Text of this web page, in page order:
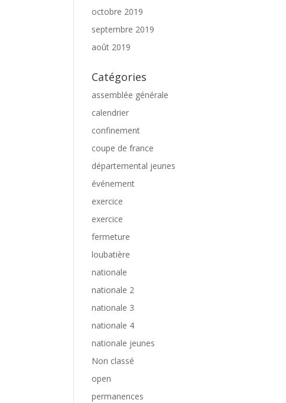
octobre 2019
septembre 2019
août 2019
Catégories
assemblée générale
calendrier
confinement
coupe de france
départemental jeunes
événement
exercice
exercice
fermeture
loubatière
nationale
nationale 2
nationale 3
nationale 4
nationale jeunes
Non classé
open
permanences